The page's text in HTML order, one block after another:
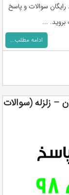
سوالات و پاسخ
ادامه مطلب...
عمران – زلزله (سوالات